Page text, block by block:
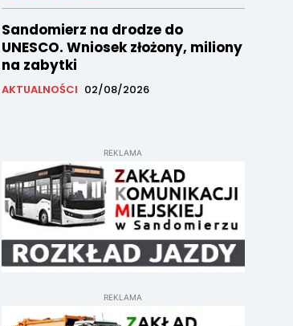
Sandomierz na drodze do
UNESCO. Wniosek złożony, miliony
na zabytki
AKTUALNOŚCI 02/08/2026
REKLAMA
REKLAMA